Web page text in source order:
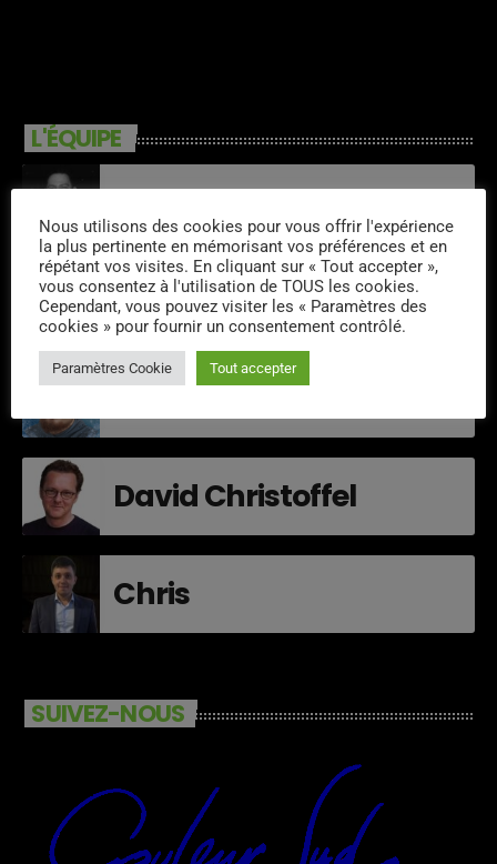
L'ÉQUIPE
Kris Oliva
Stéphane Maugeais
Tim
David Christoffel
Chris
SUIVEZ-NOUS
Nous utilisons des cookies pour vous offrir l'expérience
la plus pertinente en mémorisant vos préférences et en
répétant vos visites. En cliquant sur « Tout accepter »,
vous consentez à l'utilisation de TOUS les cookies.
Cependant, vous pouvez visiter les « Paramètres des
cookies » pour fournir un consentement contrôlé.
Paramètres Cookie Tout accepter